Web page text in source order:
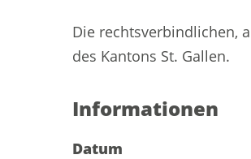
Die rechtsverbindlichen,
des Kantons St. Gallen.
Informationen
Datum